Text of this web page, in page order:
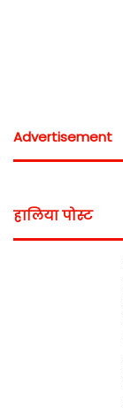
Advertisement
हालिया पोस्ट